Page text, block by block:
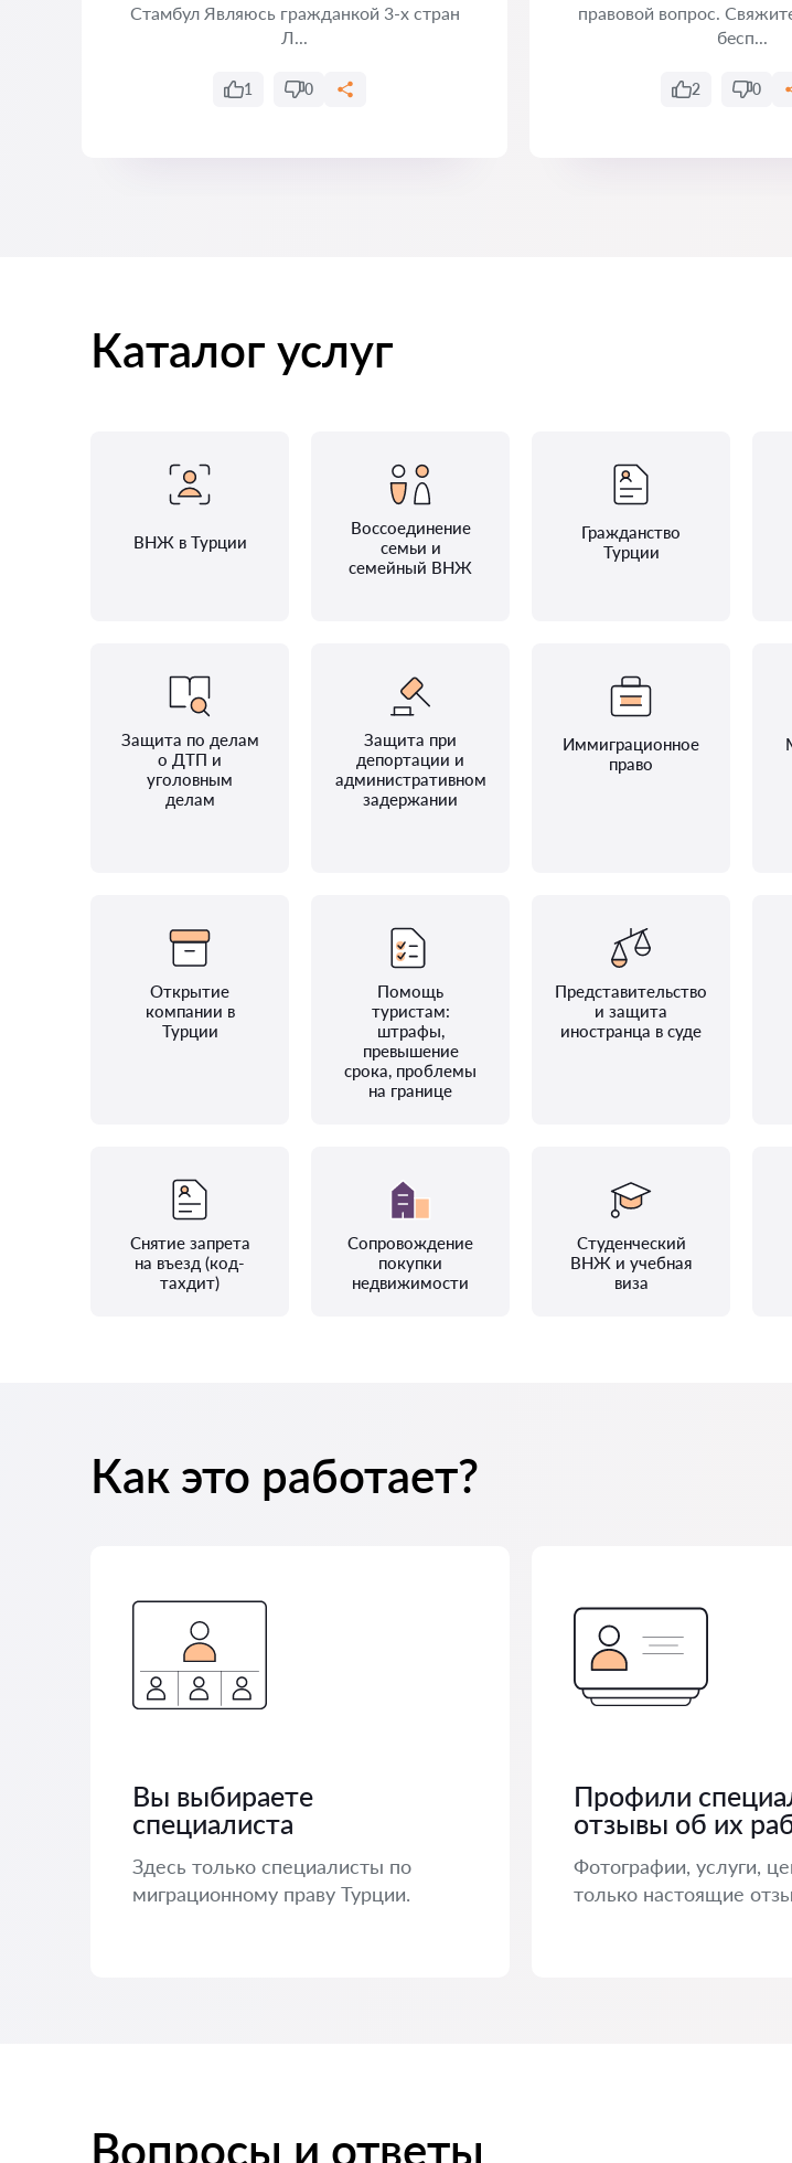
Стамбул Являюсь гражданкой 3-х стран
Л...
1 0
правовой вопрос.
бесп...
2 0
Каталог услуг
ВНЖ в Турции
Воссоединение
семьи и
семейный ВНЖ
Гражданство
Турции
Защита по делам
о ДТП и
уголовным
делам
Защита при
депортации и
административном
задержании
Иммиграционное
право
Открытие
компании в
Турции
Помощь
туристам:
штрафы,
превышение
срока, проблемы
на границе
Представительство
и защита
иностранца в суде
Снятие запрета
на въезд (код-
тахдит)
Сопровождение
покупки
недвижимости
Студенческий
ВНЖ и учебная
виза
Как это работает?
Вы выбираете
специалиста
Здесь только специалисты по
миграционному праву Турции.
Профили
отзывы об их
Фотографии, услуги,
только настоящие
Вопросы и ответы